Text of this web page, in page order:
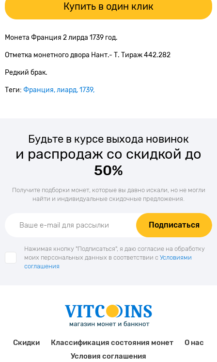
Купить в один клик
Монета Франция 2 лирда 1739 год.
Отметка монетного двора Нант.- Т. Тираж 442.282
Редкий брак.
Теги: Франция лиард 1739
Будьте в курсе выхода новинок
и распродаж со скидкой до
50%
Получите подборки монет, которые вы давно искали, но не могли
найти и индивидуальные скидочные предложения.
Подписаться
Нажимая кнопку "Подписаться", я даю согласие на обработку
моих персональных данных в соответствии с Условиями
соглашения
Скидки Классификация состояния монет
О нас
Условия соглашения